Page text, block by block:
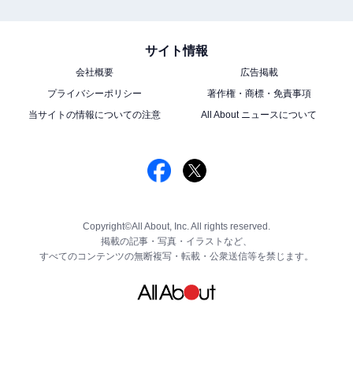
サイト情報
会社概要
広告掲載
プライバシーポリシー
著作権・商標・免責事項
当サイトの情報についての注意
All About ニュースについて
Copyright©All About, Inc. All rights reserved.
掲載の記事・写真・イラストなど、
すべてのコンテンツの無断複写・転載・公衆送信等を禁じます。